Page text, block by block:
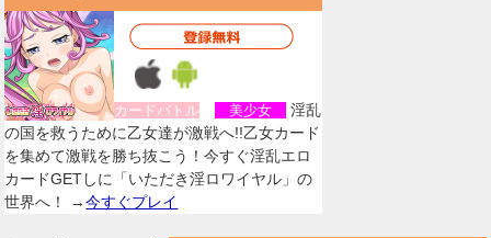
カードバトル 美少女
淫乱
の国を救うために乙女達が激戦へ!!乙女カード
を集めて激戦を勝ち抜こう！今すぐ淫乱エロ
カードGETしに「いただき淫ロワイヤル」の
世界へ！ →今すぐプレイ